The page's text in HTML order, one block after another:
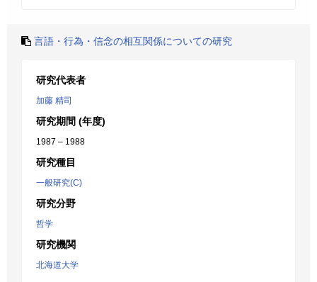
言語・行為・信念の相互関係についての研究
研究代表者
加藤 精司
研究期間 (年度)
1987 – 1988
研究種目
一般研究(C)
研究分野
哲学
研究機関
北海道大学